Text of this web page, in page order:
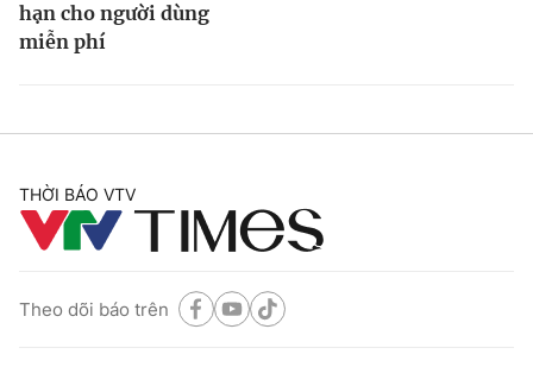
hạn cho người dùng
miễn phí
THỜI BÁO VTV
Theo dõi báo trên